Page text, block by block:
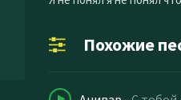
Похожие